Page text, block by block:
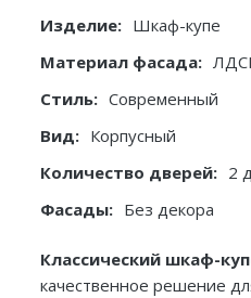
Изделие: Шкаф-купе
Материал фасада:
Стиль: Современный
Вид: Корпусный
Количество дверей: 2
Фасады: Без декора
Классический шкаф-
качественное решение